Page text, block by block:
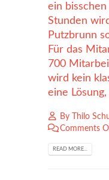
ein
Stunden
Putzbrunn
Für das
700
wird kein
eine
ByThilo
Comments
READ MORE...